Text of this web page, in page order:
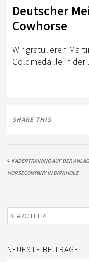
KADER
JUGENDKADER
EWU BERLIN-
Deutscher
Cowhorse
Wir gratulieren
Goldmedaille in der
SHARE THIS
KADERTRAINING AUF DER
HORSECOMPANY IN BIRKHOLZ
NEUESTE BEITRÄGE